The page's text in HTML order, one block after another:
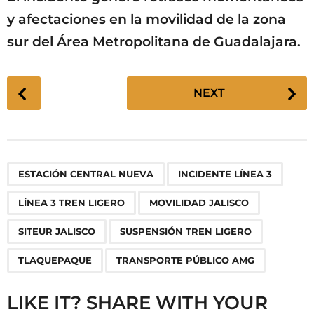
y afectaciones en la movilidad de la zona
sur del Área Metropolitana de Guadalajara.
P
o
n
i
NEXT
ESTACIÓN CENTRAL NUEVA INCIDENTE LÍNEA 3
LÍNEA 3 TREN LIGERO MOVILIDAD JALISCO
SITEUR JALISCO SUSPENSIÓN TREN LIGERO
TLAQUEPAQUE TRANSPORTE PÚBLICO AMG
LIKE IT? SHARE WITH YOUR